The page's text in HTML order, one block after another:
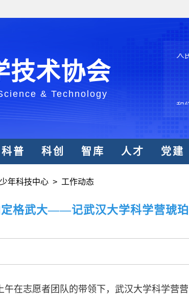
技术协会
& Technology
周
世
合
创
型
创
人
科普 科创 智库 人才 党建
年科技中心 > 工作动态
格武大——记武汉大学科学营琥
在志愿者团队的带领下，武汉大学科学营